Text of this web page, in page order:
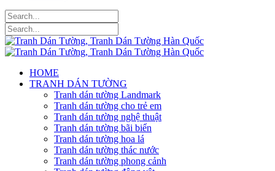
HOME
TRANH DÁN TƯỜNG
Tranh dán tường Landmark
Tranh dán tường cho trẻ em
Tranh dán tường nghệ thuật
Tranh dán tường bãi biển
Tranh dán tường hoa lá
Tranh dán tường thác nước
Tranh dán tường phong cảnh